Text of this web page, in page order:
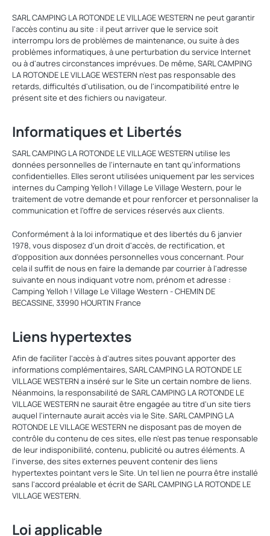
SARL CAMPING LA ROTONDE LE VILLAGE WESTERN ne peut garantir
l'accès continu au site : il peut arriver que le service soit
interrompu lors de problèmes de maintenance, ou suite à des
problèmes informatiques, à une perturbation du service Internet
ou à d'autres circonstances imprévues. De même, SARL CAMPING
LA ROTONDE LE VILLAGE WESTERN n'est pas responsable des
retards, difficultés d'utilisation, ou de l'incompatibilité entre le
présent site et des fichiers ou navigateur.
Informatiques et Libertés
SARL CAMPING LA ROTONDE LE VILLAGE WESTERN utilise les
données personnelles de l'internaute en tant qu'informations
confidentielles. Elles seront utilisées uniquement par les services
internes du Camping Yelloh ! Village Le Village Western, pour le
traitement de votre demande et pour renforcer et personnaliser la
communication et l'offre de services réservés aux clients.
Conformément à la loi informatique et des libertés du 6 janvier
1978, vous disposez d'un droit d'accès, de rectification, et
d'opposition aux données personnelles vous concernant. Pour
cela il suffit de nous en faire la demande par courrier à l'adresse
suivante en nous indiquant votre nom, prénom et adresse :
Camping Yelloh ! Village Le Village Western - CHEMIN DE
BECASSINE, 33990 HOURTIN France
Liens hypertextes
Afin de faciliter l'accès à d'autres sites pouvant apporter des
informations complémentaires, SARL CAMPING LA ROTONDE LE
VILLAGE WESTERN a inséré sur le Site un certain nombre de liens.
Néanmoins, la responsabilité de SARL CAMPING LA ROTONDE LE
VILLAGE WESTERN ne saurait être engagée au titre d'un site tiers
auquel l'internaute aurait accès via le Site. SARL CAMPING LA
ROTONDE LE VILLAGE WESTERN ne disposant pas de moyen de
contrôle du contenu de ces sites, elle n'est pas tenue responsable
de leur indisponibilité, contenu, publicité ou autres éléments. A
l'inverse, des sites externes peuvent contenir des liens
hypertextes pointant vers le Site. Un tel lien ne pourra être installé
sans l'accord préalable et écrit de SARL CAMPING LA ROTONDE LE
VILLAGE WESTERN.
Loi applicable